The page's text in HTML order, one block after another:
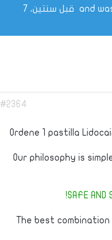
قبل سنتين، 7
#2364
Ordene 1 pastilla
Our philosophy is
SAFE AND
The best